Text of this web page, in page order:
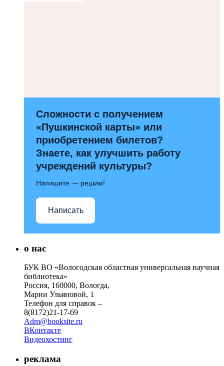
Сложности с получением
«Пушкинской карты» или
приобретением билетов?
Знаете, как улучшить работу
учреждений культуры?
Напишите — решим!
Написать
о нас
БУК ВО «Вологодская областная универсальная научная
библиотека»
Россия, 160000, Вологда,
Марии Ульяновой, 1
Телефон для справок –
8(8172)21-17-69
Adm@booksite.ru
ВКонтакте
Видеохостинг
реклама